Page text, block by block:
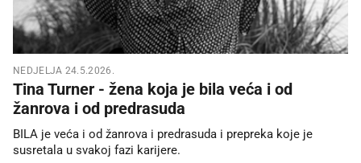
NEDJELJA 24.5.2026.
Tina Turner - žena koja je bila veća i od
žanrova i od predrasuda
BILA je veća i od žanrova i predrasuda i prepreka koje je
susretala u svakoj fazi karijere.